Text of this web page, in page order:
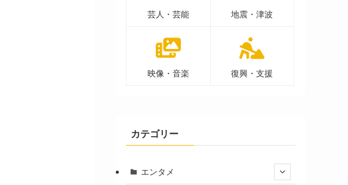
芸人・芸能 地震・津波
映像・音楽 復興・支援
カテゴリー
エンタメ